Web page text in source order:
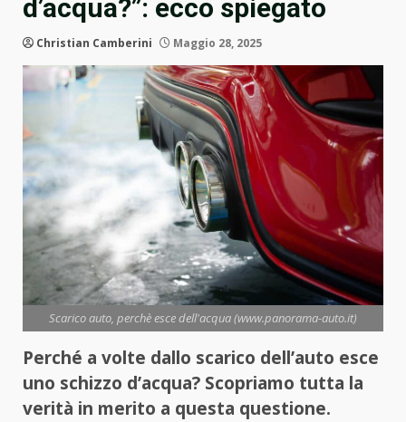
d’acqua?”: ecco spiegato
Christian Camberini Maggio 28, 2025
Scarico auto, perchè esce dell'acqua (www.panorama-auto.it)
Perché a volte dallo scarico dell’auto esce
uno schizzo d’acqua? Scopriamo tutta la
verità in merito a questa questione.